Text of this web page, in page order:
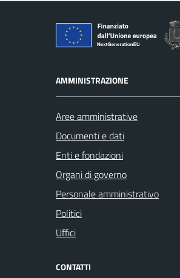
AMMINISTRAZIONE
Aree amministrative
Documenti e dati
Enti e fondazioni
Organi di governo
Personale amministrativo
Politici
Uffici
CONTATTI